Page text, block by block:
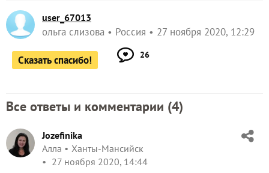
user_67013
ольга слизова Россия 27 ноября 2020, 12:29
Сказать спасибо! 26
Все ответы и комментарии (4)
Jozefinika
Алла
Ханты-Мансийск
27 ноября 2020, 14:44